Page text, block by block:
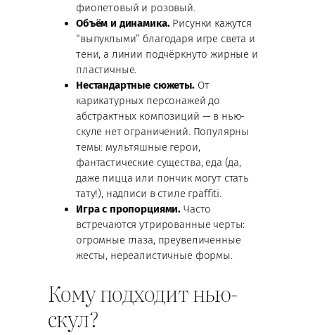
фиолетовый и розовый.
Объём и динамика.Рисунки кажутся
“выпуклыми” благодаря игре света и
тени, а линии подчёркнуто жирные и
пластичные.
Нестандартные сюжеты.От
карикатурных персонажей до
абстрактных композиций — в нью-
скуле нет ограничений. Популярны
темы: мультяшные герои,
фантастические существа, еда (да,
даже пицца или пончик могут стать
тату!), надписи в стиле граffiti.
Игра с пропорциями. Часто
встречаются утрированные черты:
огромные глаза, преувеличенные
жесты, нереалистичные формы.
Кому подходит нью-
скул?